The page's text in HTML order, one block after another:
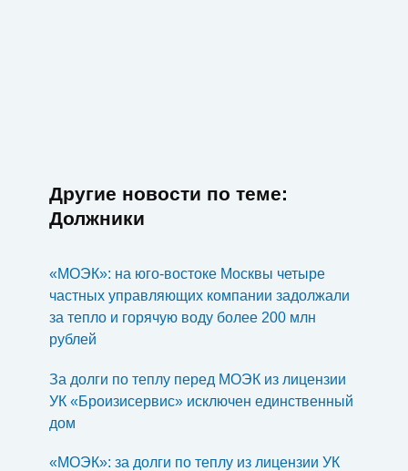
«МОЭК»: за долги по теплу из лицензии УК
За долги по теплу перед МОЭК из лицензии
УК «Броизисервис» исключен единственный
дом
«МОЭК»: на юго-востоке Москвы четыре
частных управляющих компании задолжали
за тепло и горячую воду более 200 млн
рублей
Другие новости по теме:
Должники